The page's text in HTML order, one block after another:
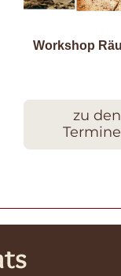
Workshop
zu den